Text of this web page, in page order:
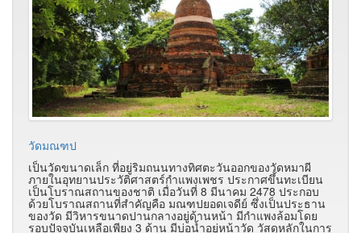
วัดมณฑป
เป็นวัดขนาดเล็ก ที่อยู่ริมถนนทางทิศตะวันออกของวัดหมาผี
ภายในอุทยานประวัติศาสตร์กำแพงเพชร ประกาศขึ้นทะเบียน
เป็นโบราณสถานของชาติ เมื่อวันที่ 8 มีนาคม 2478 ประกอบ
ด้วยโบราณสถานที่สำคัญคือ มณฑปยอดเจดีย์ ซึ่งเป็นประธาน
ของวัด มีวิหารขนาดปานกลางอยู่ด้านหน้า มีกำแพงล้อมโดย
รอบปัจจุบันเหลือเพียง 3 ด้าน มีบ่อน้ำอยู่หน้าวัด วัสดุหลักในการ